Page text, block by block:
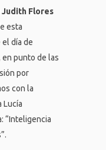
Judith Flores
esta
día de
en punto de las
por
con la
Lucía
“Inteligencia